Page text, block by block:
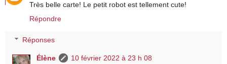
Très belle carte! Le petit robot est tellement cute!
Répondre
Réponses
Élène
10 février 2022 à 23 h 08